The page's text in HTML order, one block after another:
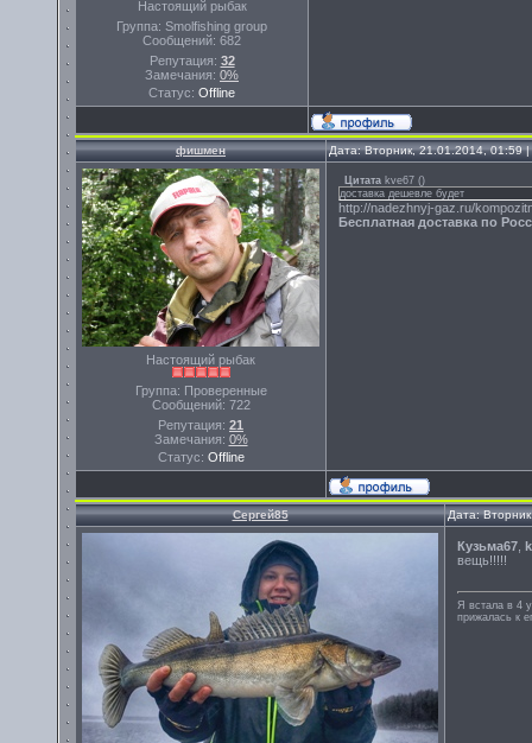
Настоящий рыбак
Группа: Smolfishing group
Сообщений: 682
Репутация: 32
Замечания: 0%
Статус: Offline
фишмен Дата: Вторник, 21.01.2014, 01:59
Настоящий рыбак
Группа: Проверенные
Сообщений: 722
Репутация: 21
Замечания: 0%
Статус: Offline
Цитата kve67 ()
доставка дешевле будет
http://nadezhnyj-gaz.ru/
Бесплатная доставка по
Сергей85 Дата:
Кузьма67
вещь!!!!!
Я встала в 4
прижалась к